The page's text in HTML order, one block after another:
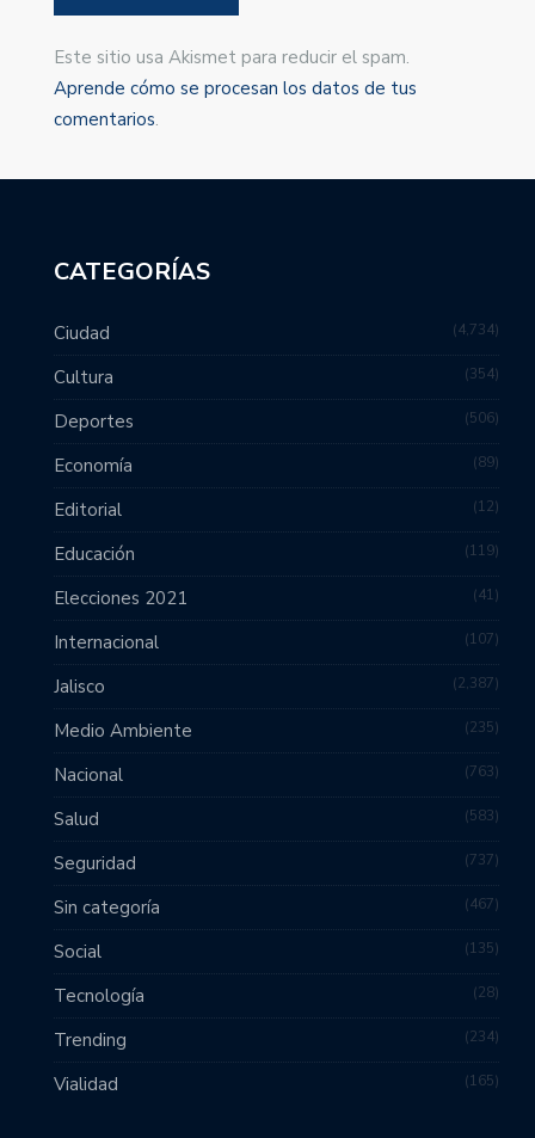
Este sitio usa Akismet para reducir el spam.
Aprende cómo se procesan los datos de tus
comentarios.
CATEGORÍAS
Ciudad 4,734
Cultura 354
Deportes 506
Economía 89
Editorial 12
Educación 119
Elecciones 2021 41
Internacional 107
Jalisco 2,387
Medio Ambiente 235
Nacional 763
Salud 583
Seguridad 737
Sin categoría 467
Social 135
Tecnología 28
Trending 234
Vialidad 165